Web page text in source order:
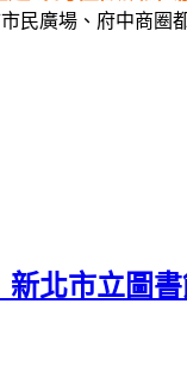
民廣場、府中商圈
新北市立圖